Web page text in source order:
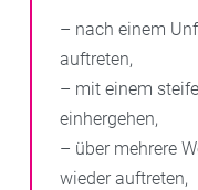
– nach einem
auftreten,
– mit einem
einhergehen,
– über mehrere
wieder auftreten,